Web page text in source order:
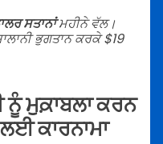
ਸਤਾਨਾਂਮਹੀਨੇ ਵੱਲ।
ਭੁਗਤਾਨ ਕਰਕੇ $19
ਨੂੰ ਮੁਕ਼ਾਬਲਾ ਕਰਨ
ਕਾਰਨਾਮਾ